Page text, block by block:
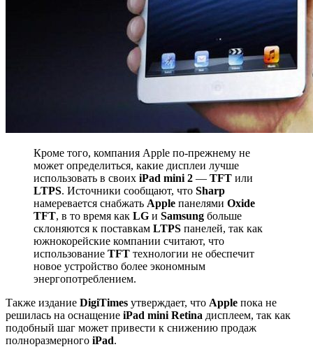
Кроме того, компания Apple по-прежнему не
может определиться, какие дисплеи лучше
использовать в своих iPad mini 2 — TFT или
LTPS. Источники сообщают, что Sharp
намеревается снабжать Apple панелями Oxide
TFT, в то время как LG и Samsung больше
склоняются к поставкам LTPS панелей, так как
южнокорейские компании считают, что
использование TFT технологии не обеспечит
новое устройство более экономным
энергопотреблением.
Также издание DigiTimes утверждает, что Apple пока не
решилась на оснащение iPad mini Retina дисплеем, так как
подобный шаг может привести к снижению продаж
полноразмерного iPad.